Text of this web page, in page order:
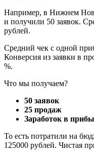
Например, в Нижнем
и получили 50 заявок.
рублей.
Средний чек с одной
Конверсия из заявки в
%.
Что мы получаем?
50 заявок
25 продаж
Заработок в
То есть потратили на
125000 рублей. Чистая